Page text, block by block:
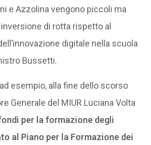
e Azzolina vengono piccoli ma
di rotta rispetto al
digitale nella scuola
Bussetti.
esempio, alla fine dello scorso
Generale del MIUR Luciana Volta
per la formazione degli
al Piano per la Formazione dei